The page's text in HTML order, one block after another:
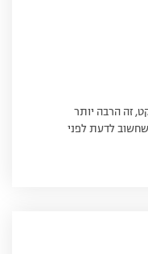
זה הרבה יותר
לדעת לפני